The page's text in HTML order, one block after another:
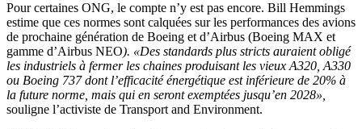
Pour certaines ONG, le compte n’y est pas encore. Bill Hemmings
estime que ces normes sont calquées sur les performances des avions
de prochaine génération de Boeing et d’Airbus (Boeing MAX et
gamme d’Airbus NEO). «Des standards plus stricts auraient obligé
les industriels à fermer les chaines produisant les vieux A320, A330
ou Boeing 737 dont l’efficacité énergétique est inférieure de 20% à
la future norme, mais qui en seront exemptées jusqu’en 2028»,
souligne l’activiste de Transport and Environment.